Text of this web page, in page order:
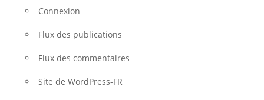
Connexion
Flux des publications
Flux des commentaires
Site de WordPress-FR